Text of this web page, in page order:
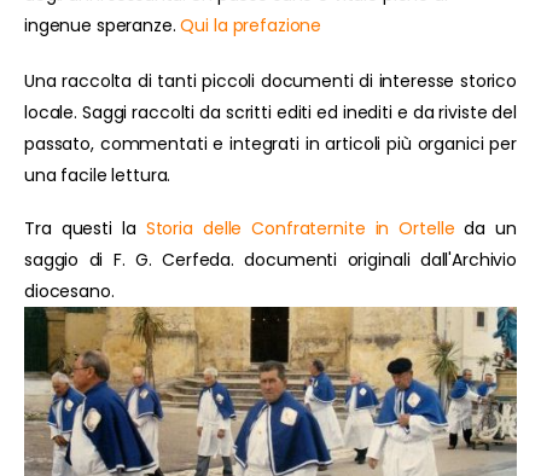
ingenue speranze.Qui la prefazione
Una raccolta di tanti piccoli documenti di interesse storico
locale. Saggi raccolti da scritti editi ed inediti e da riviste del
passato, commentati e integrati in articoli più organici per
una facile lettura.
Tra questi la Storia delle Confraternite in Ortelle da un
saggio di F. G. Cerfeda. documenti originali dall'Archivio
diocesano.